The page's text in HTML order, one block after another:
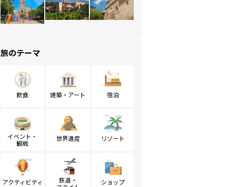
旅のテーマ
飲食 建築・アート 宿泊
イベント・
観戦
世界遺産 リゾート
アクティビティ
鉄道・
ショップ